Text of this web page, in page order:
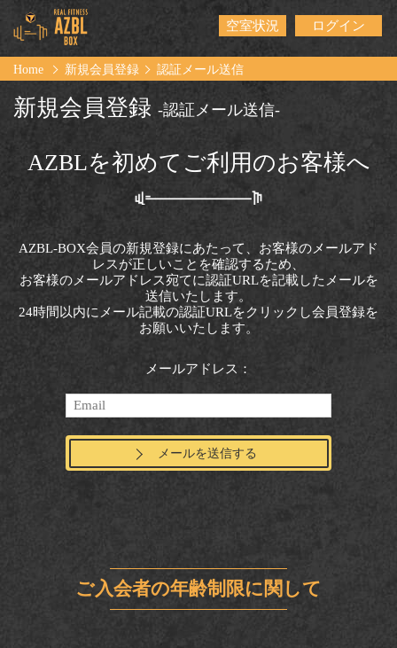
空室状況 ログイン
Home 新規会員登録 認証メール送信
新規会員登録 -認証メール送信-
AZBLを初めてご利用のお客様へ
AZBL-BOX会員の新規登録にあたって、お客様のメールアド
レスが正しいことを確認するため、
お客様のメールアドレス宛てに認証URLを記載したメールを
送信いたします。
24時間以内にメール記載の認証URLをクリックし会員登録を
お願いいたします。
メールアドレス：
メールを送信する
ご入会者の年齢制限に関して